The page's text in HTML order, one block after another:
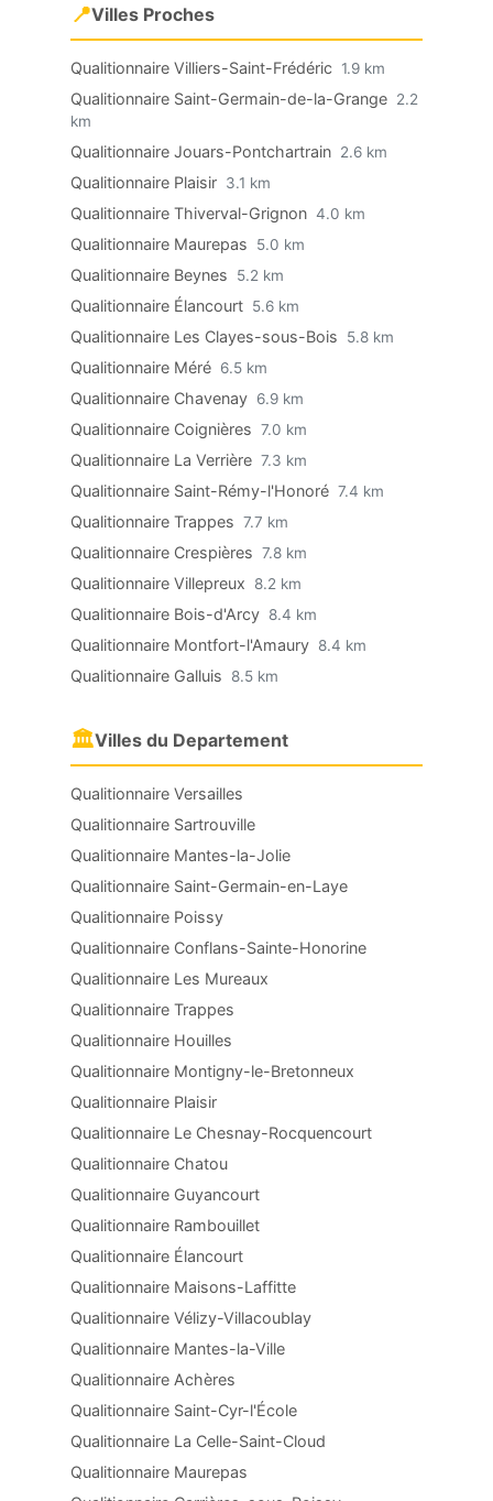
📍Villes Proches
Qualitionnaire Villiers-Saint-Frédéric 1.9 km
Qualitionnaire Saint-Germain-de-la-Grange 2.2
km
Qualitionnaire Jouars-Pontchartrain 2.6 km
Qualitionnaire Plaisir 3.1 km
Qualitionnaire Thiverval-Grignon 4.0 km
Qualitionnaire Maurepas 5.0 km
Qualitionnaire Beynes 5.2 km
Qualitionnaire Élancourt 5.6 km
Qualitionnaire Les Clayes-sous-Bois 5.8 km
Qualitionnaire Méré 6.5 km
Qualitionnaire Chavenay 6.9 km
Qualitionnaire Coignières 7.0 km
Qualitionnaire La Verrière 7.3 km
Qualitionnaire Saint-Rémy-l'Honoré 7.4 km
Qualitionnaire Trappes 7.7 km
Qualitionnaire Crespières 7.8 km
Qualitionnaire Villepreux 8.2 km
Qualitionnaire Bois-d'Arcy 8.4 km
Qualitionnaire Montfort-l'Amaury 8.4 km
Qualitionnaire Galluis 8.5 km
🏛Villes du Departement
Qualitionnaire Versailles
Qualitionnaire Sartrouville
Qualitionnaire Mantes-la-Jolie
Qualitionnaire Saint-Germain-en-Laye
Qualitionnaire Poissy
Qualitionnaire Conflans-Sainte-Honorine
Qualitionnaire Les Mureaux
Qualitionnaire Trappes
Qualitionnaire Houilles
Qualitionnaire Montigny-le-Bretonneux
Qualitionnaire Plaisir
Qualitionnaire Le Chesnay-Rocquencourt
Qualitionnaire Chatou
Qualitionnaire Guyancourt
Qualitionnaire Rambouillet
Qualitionnaire Élancourt
Qualitionnaire Maisons-Laffitte
Qualitionnaire Vélizy-Villacoublay
Qualitionnaire Mantes-la-Ville
Qualitionnaire Achères
Qualitionnaire Saint-Cyr-l'École
Qualitionnaire La Celle-Saint-Cloud
Qualitionnaire Maurepas